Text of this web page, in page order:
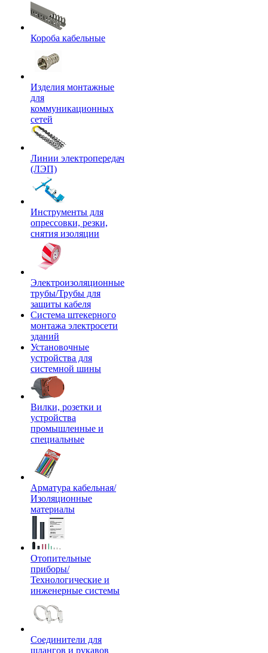
Короба кабельные
Изделия монтажные
для
коммуникационных
сетей
Линии электропередач
(ЛЭП)
Инструменты для
опрессовки, резки,
снятия изоляции
Электроизоляционные
трубы/Трубы для
защиты кабеля
Система штекерного
монтажа электросети
зданий
Установочные
устройства для
системной шины
Вилки, розетки и
устройства
промышленные и
специальные
Арматура кабельная/
Изоляционные
материалы
Отопительные
приборы/
Технологические и
инженерные системы
Соединители для
шлангов и рукавов